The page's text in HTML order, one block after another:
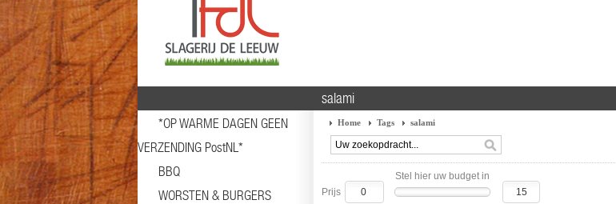
*OP WARME DAGEN GEEN
VERZENDING PostNL*
BBQ
WORSTEN & BURGERS
salami
Home Tags salami
Stel hier uw budget in
Prijs